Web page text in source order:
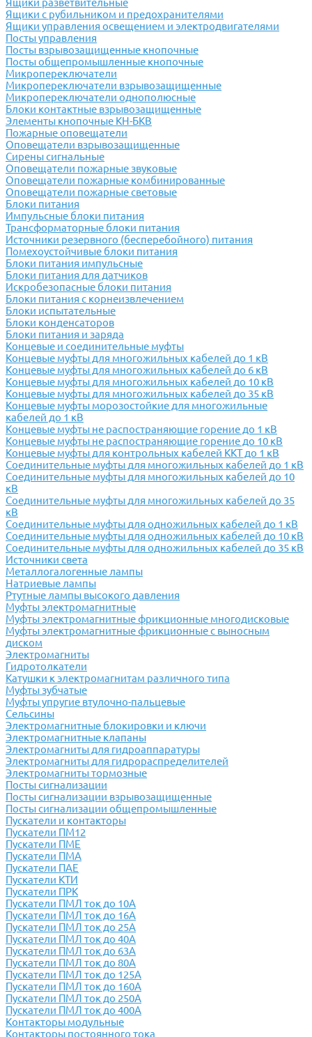
Ящики разветвительные
Ящики с рубильником и предохранителями
Ящики управления освещением и электродвигателями
Посты управления
Посты взрывозащищенные кнопочные
Посты общепромышленные кнопочные
Микропереключатели
Микропереключатели взрывозащищенные
Микропереключатели однополюсные
Блоки контактные взрывозащищенные
Элементы кнопочные КН-БКВ
Пожарные оповещатели
Оповещатели взрывозащищенные
Сирены сигнальные
Оповещатели пожарные звуковые
Оповещатели пожарные комбинированные
Оповещатели пожарные световые
Блоки питания
Импульсные блоки питания
Трансформаторные блоки питания
Источники резервного (бесперебойного) питания
Помехоустойчивые блоки питания
Блоки питания импульсные
Блоки питания для датчиков
Искробезопасные блоки питания
Блоки питания с корнеизвлечением
Блоки испытательные
Блоки конденсаторов
Блоки питания и заряда
Концевые и соединительные муфты
Концевые муфты для многожильных кабелей до 1 кВ
Концевые муфты для многожильных кабелей до 6 кВ
Концевые муфты для многожильных кабелей до 10 кВ
Концевые муфты для многожильных кабелей до 35 кВ
Концевые муфты морозостойкие для многожильные
кабелей до 1 кВ
Концевые муфты не распостраняющие горение до 1 кВ
Концевые муфты не распостраняющие горение до 10 кВ
Концевые муфты для контрольных кабелей ККТ до 1 кВ
Соединительные муфты для многожильных кабелей до 1 кВ
Соединительные муфты для многожильных кабелей до 10
кВ
Соединительные муфты для многожильных кабелей до 35
кВ
Соединительные муфты для одножильных кабелей до 1 кВ
Соединительные муфты для одножильных кабелей до 10 кВ
Соединительные муфты для одножильных кабелей до 35 кВ
Источники света
Металлогалогенные лампы
Натриевые лампы
Ртутные лампы высокого давления
Муфты электромагнитные
Муфты электромагнитные фрикционные многодисковые
Муфты электромагнитные фрикционные с выносным
диском
Электромагниты
Гидротолкатели
Катушки к электромагнитам различного типа
Муфты зубчатые
Муфты упругие втулочно-пальцевые
Сельсины
Электромагнитные блокировки и ключи
Электромагнитные клапаны
Электромагниты для гидроаппаратуры
Электромагниты для гидрораспределителей
Электромагниты тормозные
Посты сигнализации
Посты сигнализации взрывозащищенные
Посты сигнализации общепромышленные
Пускатели и контакторы
Пускатели ПМ12
Пускатели ПМЕ
Пускатели ПМА
Пускатели ПАЕ
Пускатели КТИ
Пускатели ПРК
Пускатели ПМЛ ток до 10А
Пускатели ПМЛ ток до 16А
Пускатели ПМЛ ток до 25А
Пускатели ПМЛ ток до 40А
Пускатели ПМЛ ток до 63А
Пускатели ПМЛ ток до 80А
Пускатели ПМЛ ток до 125А
Пускатели ПМЛ ток до 160А
Пускатели ПМЛ ток до 250А
Пускатели ПМЛ ток до 400А
Контакторы модульные
Контакторы постоянного тока